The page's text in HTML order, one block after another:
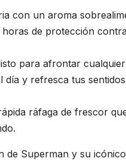
con un aroma
de protección
para afrontar
y refresca tus
ráfaga de frescor
de Superman y su